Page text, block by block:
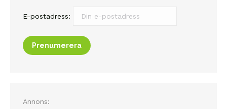
E-postadress:
Annons: